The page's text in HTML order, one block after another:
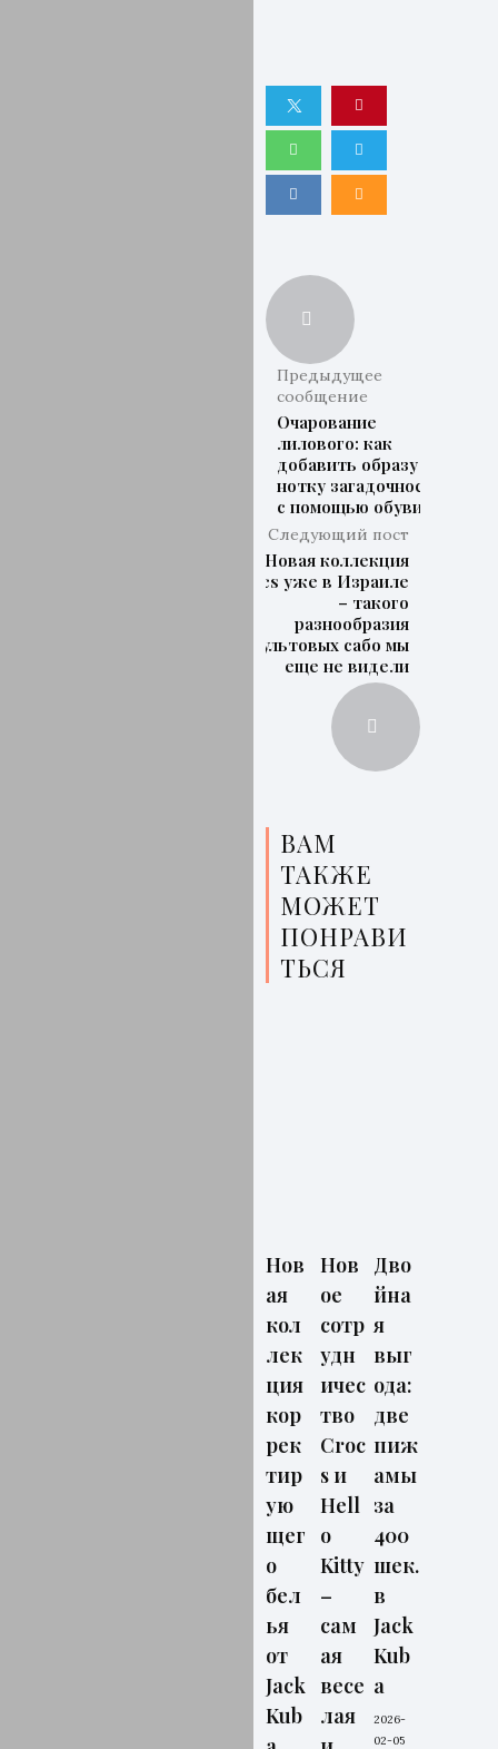
Предыдущее
сообщение
Очарование
лилового: как
добавить образу
нотку загадочности
с помощью обуви
Следующий пост
Новая коллекция
Crocs уже в Израиле
– такого
разнообразия
культовых сабо мы
еще не видели
ВАМ
ТАКЖЕ
МОЖЕТ
ПОНРАВИ
ТЬСЯ
Нов
ая
кол
лек
ция
кор
рек
тир
ую
щег
о
бел
ья
от
Jack
Kub
Нов
ое
сотр
удн
ичес
тво
Croc
s и
Hell
o
Kitty
–
сам
ая
весе
лая
Дво
йна
я
выг
ода:
две
пиж
амы
за
400
шек.
в
Jack
Kub
a
2026-
02-05